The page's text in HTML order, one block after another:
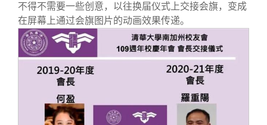
不得不需要一些创意，以往换届仪式上交接会旗，变成
在屏幕上通过会旗图片的动画效果传递。